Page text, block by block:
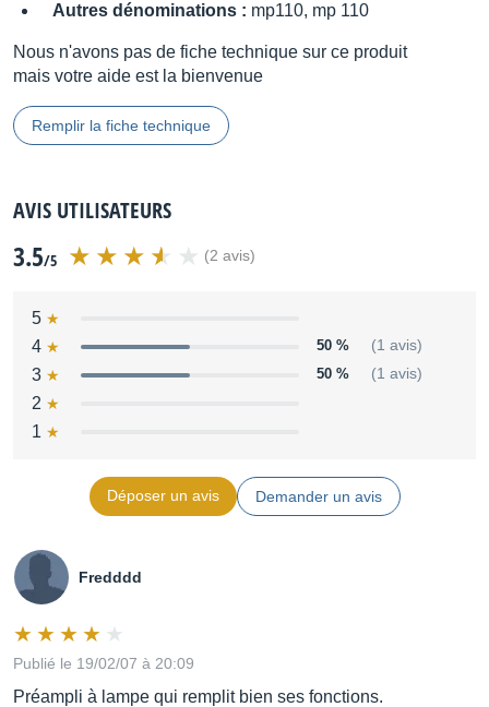
Autres dénominations : mp110, mp 110
Nous n'avons pas de fiche technique sur ce produit
mais votre aide est la bienvenue
Remplir la fiche technique
AVIS UTILISATEURS
3.5/5 (2 avis)
5
4
50 % (1 avis)
3 50 % (1 avis)
2
1
Déposer un avis Demander un avis
Fredddd
Publié le 19/02/07 à 20:09
Préampli à lampe qui remplit bien ses fonctions.